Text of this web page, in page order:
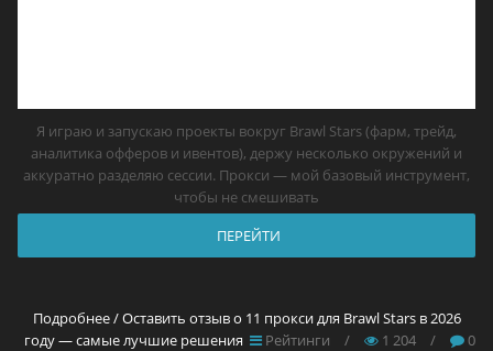
Я играю и запускаю проекты вокруг Brawl Stars (фарм, трейд,
аналитика офферов и ивентов), держу несколько окружений и
аккуратно разделяю сессии. Прокси — мой базовый инструмент,
чтобы не смешивать
ПЕРЕЙТИ
Подробнее / Оставить отзыв о 11 прокси для Brawl Stars в 2026
году — самые лучшие решения
Рейтинги / 1 204 / 0